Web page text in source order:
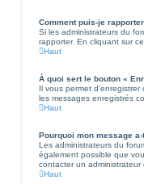
Comment puis-je
Si les administrateurs du
rapporter. En cliquant sur
Haut
À quoi sert le bouton «
Il vous permet
les messages enregistrés
Haut
Pourquoi mon message
Les administrateurs du
également possible que
contacter un administrateur
Haut